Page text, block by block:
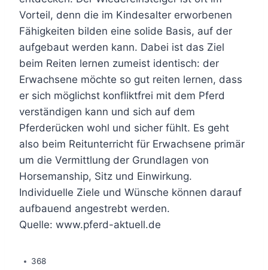
Vorteil, denn die im Kindesalter erworbenen
Fähigkeiten bilden eine solide Basis, auf der
aufgebaut werden kann. Dabei ist das Ziel
beim Reiten lernen zumeist identisch: der
Erwachsene möchte so gut reiten lernen, dass
er sich möglichst konfliktfrei mit dem Pferd
verständigen kann und sich auf dem
Pferderücken wohl und sicher fühlt. Es geht
also beim Reitunterricht für Erwachsene primär
um die Vermittlung der Grundlagen von
Horsemanship, Sitz und Einwirkung.
Individuelle Ziele und Wünsche können darauf
aufbauend angestrebt werden.
Quelle: www.pferd-aktuell.de
368